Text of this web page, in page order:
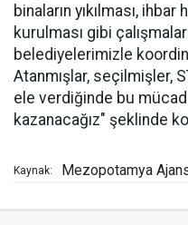
binaların yıkılması,
kurulması gibi
belediyelerimizle
Atanmışlar, seçilmişler,
ele verdiğinde bu
kazanacağız" şeklinde
Kaynak: Mezopotamya